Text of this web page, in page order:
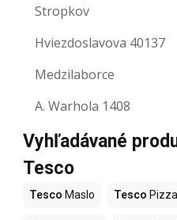
Stropkov
Hviezdoslavova 40137
Medzilaborce
A. Warhola 1408
Vyhľadávané
Tesco
Tesco Maslo Tesco Pizza